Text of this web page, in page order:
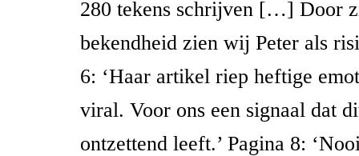
280 tekens schrijven […] Door
bekendheid zien wij Peter als
6: ‘Haar artikel riep heftige
viral. Voor ons een signaal dat
ontzettend leeft.’ Pagina 8: